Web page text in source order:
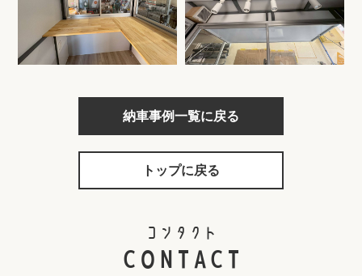
納車事例一覧に戻る
トップに戻る
コンタクト
CONTACT